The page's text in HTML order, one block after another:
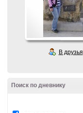
В друзья
Поиск по дневнику